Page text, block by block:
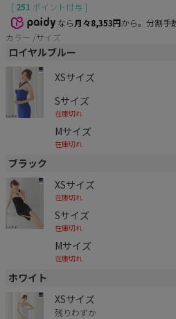
[ 251 ポイント付与 ]
なら月々8,353円から。分割手
カラー
サイズ
ロイヤルブルー
XSサイズ
Sサイズ
在庫切れ
Mサイズ
在庫切れ
ブラック
XSサイズ
在庫切れ
Sサイズ
在庫切れ
Mサイズ
在庫切れ
ホワイト
XSサイズ
残りわずか